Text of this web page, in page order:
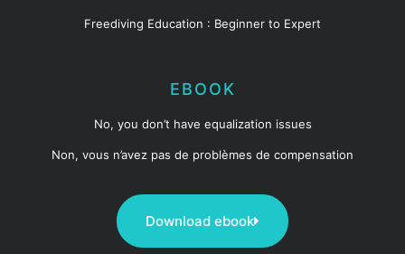
Freediving Education : Beginner to Expert
EBOOK
No, you don’t have equalization issues
Non, vous n’avez pas de problèmes de compensation
Download ebook